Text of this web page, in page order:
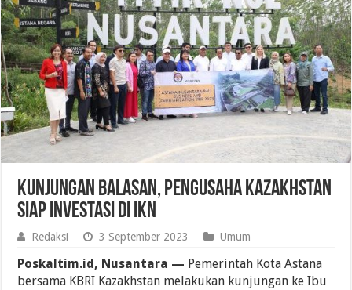
Kunjungan Balasan, Pengusaha Kazakhstan
Siap Investasi di IKN
Redaksi 3 September 2023 Umum
Poskaltim.id, Nusantara — Pemerintah Kota Astana
bersama KBRI Kazakhstan melakukan kunjungan ke Ibu